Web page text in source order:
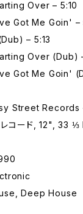
Over – 5:10
Got Me Goin' –
– 5:13
Over (Dub)
Got Me Goin'
Street Records
レコード, 12", 33 ⅓
Deep House